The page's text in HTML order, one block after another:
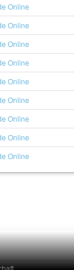
Online
Online
Online
Online
Online
Online
Online
Online
Online